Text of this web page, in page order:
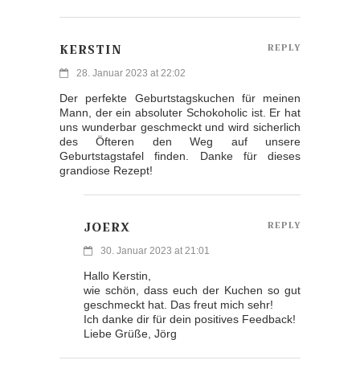
KERSTIN
28. Januar 2023 at 22:02
Der perfekte Geburtstagskuchen für meinen
Mann, der ein absoluter Schokoholic ist. Er hat
uns wunderbar geschmeckt und wird sicherlich
des Öfteren den Weg auf unsere
Geburtstagstafel finden. Danke für dieses
grandiose Rezept!
REPLY
JOERX
30. Januar 2023 at 21:01
Hallo Kerstin,
wie schön, dass euch der Kuchen so gut
geschmeckt hat. Das freut mich sehr!
Ich danke dir für dein positives Feedback!
Liebe Grüße, Jörg
REPLY